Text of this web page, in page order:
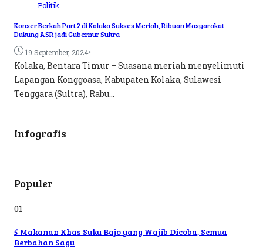
Politik
Konser Berkah Part 2 di Kolaka Sukses Meriah, Ribuan Masyarakat
Dukung ASR jadi Gubernur Sultra
19 September, 2024•
Kolaka, Bentara Timur – Suasana meriah menyelimuti
Lapangan Konggoasa, Kabupaten Kolaka, Sulawesi
Tenggara (Sultra), Rabu...
Infografis
Populer
01
5 Makanan Khas Suku Bajo yang Wajib Dicoba, Semua
Berbahan Sagu